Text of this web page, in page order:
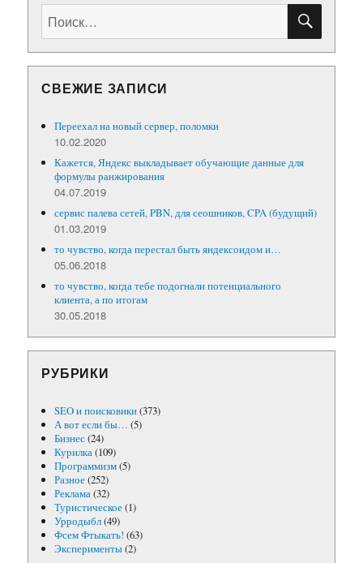
СВЕЖИЕ ЗАПИСИ
Переехал на новый сервер, поломки
10.02.2020
Кажется, Яндекс выкладывает обучающие данные для
формулы ранжирования
04.07.2019
сервис палева сетей, PBN, для сеошников, CPA (будущий)
01.03.2019
то чувство, когда перестал быть яндексоидом и…
05.06.2018
то чувство, когда тебе подогнали потенциального
клиента, а по итогам
30.05.2018
РУБРИКИ
SEO и поисковики(373)
А вот если бы… (5)
Бизнес(24)
Курилка(109)
Программизм(5)
Разное(252)
Реклама(32)
Туристическое(1)
Урродыбл(49)
Фсем Фтыкать! (63)
Эксперименты(2)